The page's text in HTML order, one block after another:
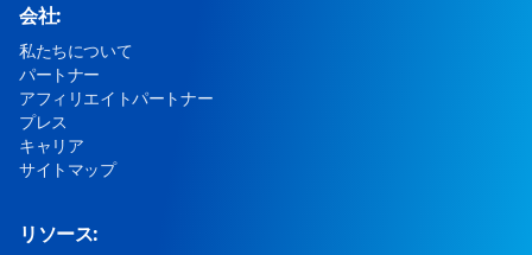
会社:
私たちについて
パートナー
アフィリエイトパートナー
プレス
キャリア
サイトマップ
リソース: